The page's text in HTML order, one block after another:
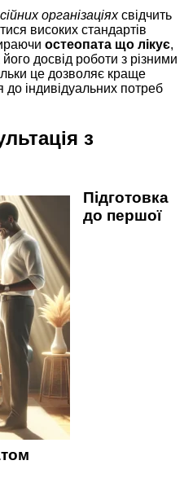
організаціяхсвідчить
високих стандартів
остеопата що лікує,
досвід роботи з різними
це дозволяє краще
до індивідуальних потреб
з
Підготовка
до першої